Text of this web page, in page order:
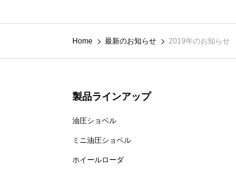
Home 最新のお知らせ 2019年のお知らせ
製品ラインアップ
油圧ショベル
ミニ油圧ショベル
ホイールローダ